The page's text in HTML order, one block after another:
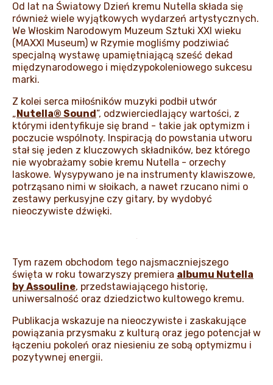
Od lat na Światowy Dzień kremu Nutella składa się
również wiele wyjątkowych wydarzeń artystycznych.
We Włoskim Narodowym Muzeum Sztuki XXI wieku
(MAXXI Museum) w Rzymie mogliśmy podziwiać
specjalną wystawę upamiętniającą sześć dekad
międzynarodowego i międzypokoleniowego sukcesu
marki.
Z kolei serca miłośników muzyki podbił utwór
„Nutella® Sound”, odzwierciedlający wartości, z
którymi identyfikuje się brand - takie jak optymizm i
poczucie wspólnoty. Inspiracją do powstania utworu
stał się jeden z kluczowych składników, bez którego
nie wyobrażamy sobie kremu Nutella - orzechy
laskowe. Wysypywano je na instrumenty klawiszowe,
potrząsano nimi w słoikach, a nawet rzucano nimi o
zestawy perkusyjne czy gitary, by wydobyć
nieoczywiste dźwięki.
Tym razem obchodom tego najsmaczniejszego
święta w roku towarzyszy premiera albumu Nutella
by Assouline, przedstawiającego historię,
uniwersalność oraz dziedzictwo kultowego kremu.
Publikacja wskazuje na nieoczywiste i zaskakujące
powiązania przysmaku z kulturą oraz jego potencjał w
łączeniu pokoleń oraz niesieniu ze sobą optymizmu i
pozytywnej energii.